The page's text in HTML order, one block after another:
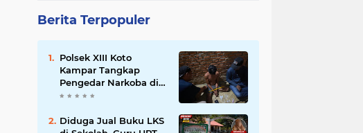
Berita Terpopuler
Polsek XIII Koto
Kampar Tangkap
Pengedar Narkoba di
Desa Gunung Bungsu
Diduga Jual Buku LKS